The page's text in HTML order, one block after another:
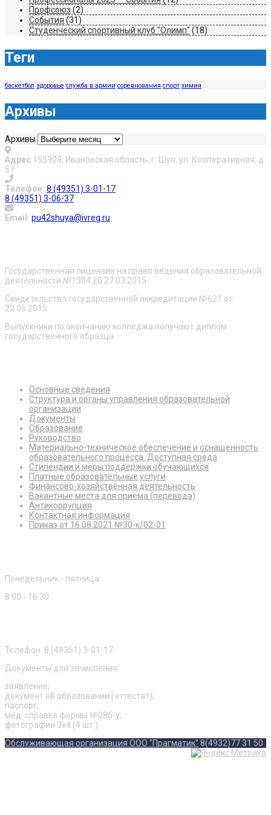
Профсоюз (2)
События (31)
Студенческий спортивный клуб "Олимп" (18)
Теги
баскетбол здоровье служба в армии соревнования спорт химия
Архивы
Архивы
Адрес 155908, Ивановская область, г. Шуя, ул. Кооперативная, д.
57
Телефон: 8 (49351) 3-01-17
8 (49351) 3-06-37
Email: pu42shuya@ivreg.ru
Государственная лицензия на право ведения образовательной
деятельности №1304 20 27.03.2015
Свидетельство государственной аккредитации №621 от
22.05.2015
Выпускники по окончанию колледжа получают диплом
государственного образца
Основные сведения
Структура и органы управления образовательной
организации
Документы
Образование
Руководство
Материально-техническое обеспечение и оснащенность
образовательного процесса. Доступная среда
Стипендии и меры поддержки обучающихся
Платные образовательные услуги
Финансово-хозяйственная деятельность
Вакантные места для приёма (перевода)
Антикоррупция
Контактная информация
Приказ от 16.08.2021 №30-к/02-01
Понедельник - пятница
8:00 - 16:30
Телефон: 8 (49351) 3-01-17
Документы для зачисления:
заявление;
документ об образовании (аттестат);
паспорт;
мед. справка формы №086-у;
фотографии 3х4 (4 шт.)
Обслуживающая организация ООО "Прагматик" 8(4932)77 31 50